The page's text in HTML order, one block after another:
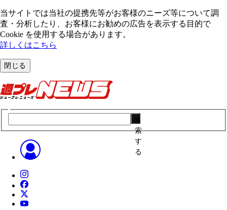
当サイトでは当社の提携先等がお客様のニーズ等について調
査・分析したり、お客様にお勧めの広告を表⽰する⽬的で
Cookie を使⽤する場合があります。
詳しくはこちら
閉じる
索
す
る